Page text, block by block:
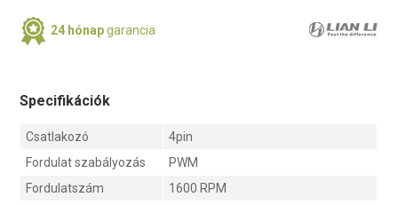
24 hónapgarancia
Specifikációk
Csatlakozó
4pin
Fordulat szabályozás
PWM
Fordulatszám
1600 RPM